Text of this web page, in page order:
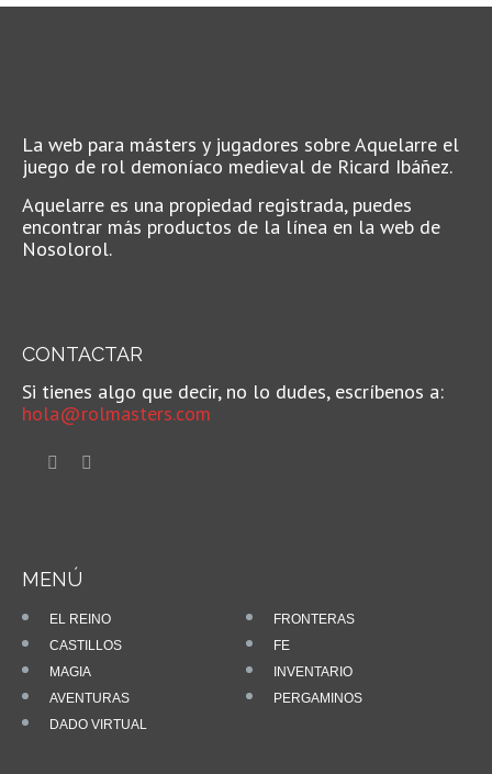
La web para másters y jugadores sobre Aquelarre el
juego de rol demoníaco medieval de Ricard Ibáñez.
Aquelarre es una propiedad registrada, puedes
encontrar más productos de la línea en la web de
Nosolorol.
CONTACTAR
Si tienes algo que decir, no lo dudes, escríbenos a:
hola@rolmasters.com
MENÚ
EL REINO
FRONTERAS
CASTILLOS
FE
MAGIA
INVENTARIO
AVENTURAS
PERGAMINOS
DADO VIRTUAL